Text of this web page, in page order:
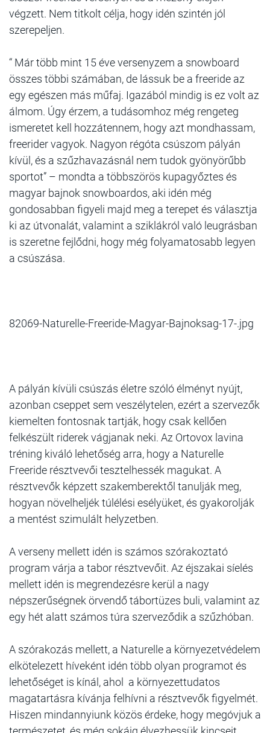
végzett. Nem titkolt célja, hogy idén szintén jól
szerepeljen.
“ Már több mint 15 éve versenyzem a snowboard
összes többi számában, de lássuk be a freeride az
egy egészen más műfaj. Igazából mindig is ez volt az
álmom. Úgy érzem, a tudásomhoz még rengeteg
ismeretet kell hozzátennem, hogy azt mondhassam,
freerider vagyok. Nagyon régóta csúszom pályán
kívül, és a szűzhavazásnál nem tudok gyönyörűbb
sportot” – mondta a többszörös kupagyőztes és
magyar bajnok snowboardos, aki idén még
gondosabban figyeli majd meg a terepet és választja
ki az útvonalát, valamint a sziklákról való leugrásban
is szeretne fejlődni, hogy még folyamatosabb legyen
a csúszása.
82069-Naturelle-Freeride-Magyar-Bajnoksag-17-.jpg
A pályán kívüli csúszás életre szóló élményt nyújt,
azonban cseppet sem veszélytelen, ezért a szervezők
kiemelten fontosnak tartják, hogy csak kellően
felkészült riderek vágjanak neki. Az Ortovox lavina
tréning kiváló lehetőség arra, hogy a Naturelle
Freeride résztvevői tesztelhessék magukat. A
résztvevők képzett szakemberektől tanulják meg,
hogyan növelheljék túlélési esélyüket, és gyakorolják
a mentést szimulált helyzetben.
A verseny mellett idén is számos szórakoztató
program várja a tabor résztvevőit. Az éjszakai síelés
mellett idén is megrendezésre kerül a nagy
népszerűségnek örvendő tábortüzes buli, valamint az
egy hét alatt számos túra szerveződik a szűzhóban.
A szórakozás mellett, a Naturelle a környezetvédelem
elkötelezett híveként idén több olyan programot és
lehetőséget is kínál, ahol a környezettudatos
magatartásra kívánja felhívni a résztvevők figyelmét.
Hiszen mindannyiunk közös érdeke, hogy megóvjuk a